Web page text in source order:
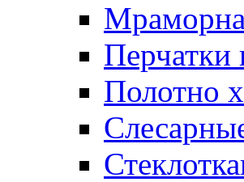
Перчатки
Полотно